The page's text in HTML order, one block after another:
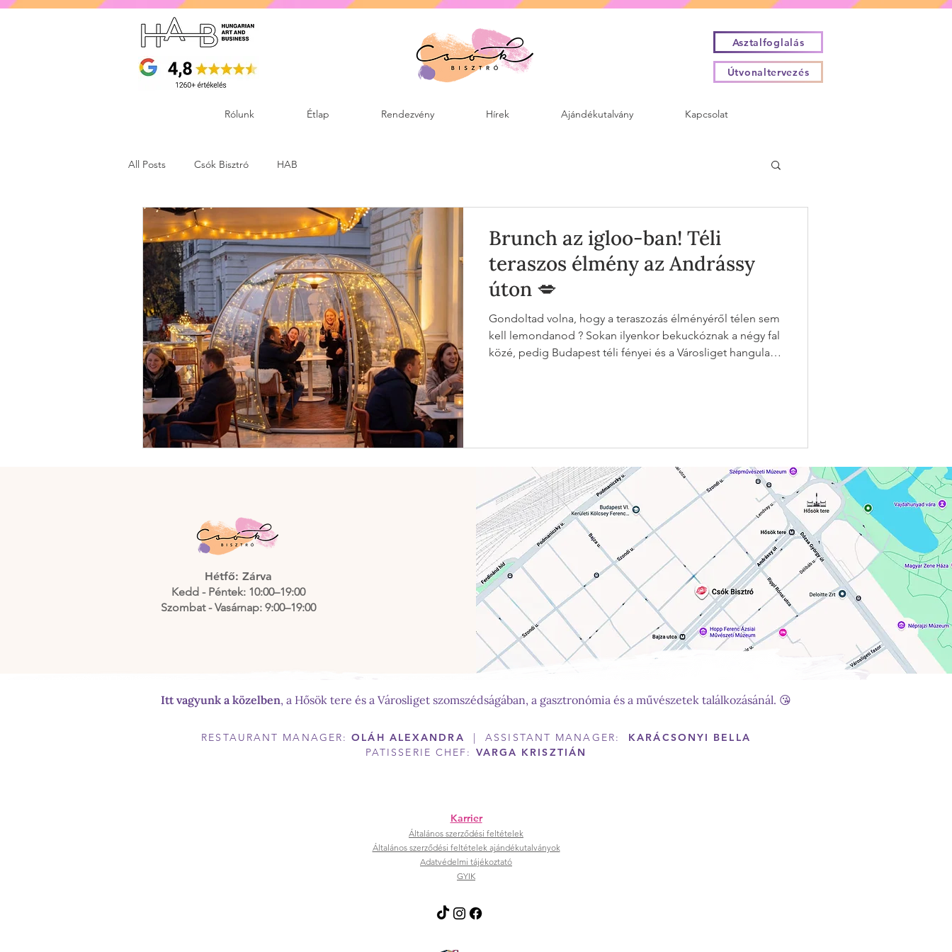
Asztalfoglalás
Útvonaltervezés
Rólunk Étlap Rendezvény Hírek Ajándékutalvány Kapcsolat
All Posts Csók Bisztró HAB
Brunch az igloo-ban! Téli
teraszos élmény az Andrássy
úton 💋
Gondoltad volna, hogy a teraszozás élményéről télen sem
kell lemondanod ? Sokan ilyenkor bekuckóznak a négy fal
közé, pedig Budapest téli fényei és a Városliget hangulata
Hétfő: Zárva
Kedd - Péntek: 10:00–19:00
Szombat - Vasárnap: 9:00–19:00
Itt vagyunk a közelben, a Hősök tere és a Városliget szomszédságában, a gasztronómia és a művészetek találkozásánál. 😘
RESTAURANT MANAGER:OLÁH ALEXANDRA | ASSISTANT MANAGER: KARÁCSONYI BELLA
PATISSERIE CHEF: VARGA KRISZTIÁN
Karrier
Általános szerződési feltételek
Általános szerződési feltételek ajándékutalványok
Adatvédelmi tájékoztató
GYIK